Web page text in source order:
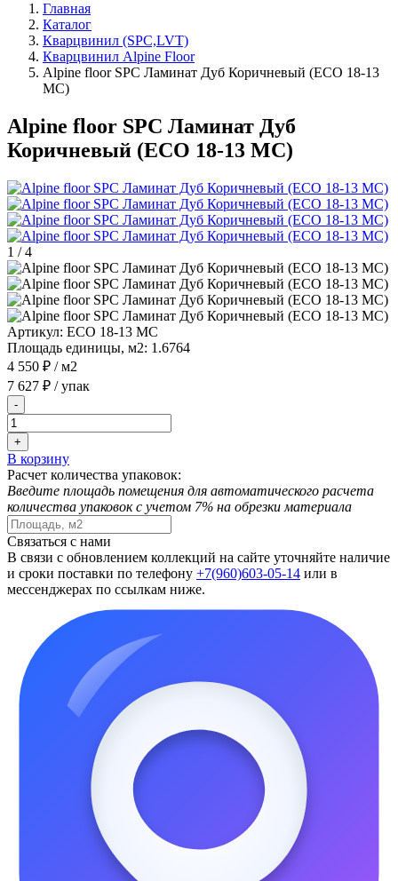
Главная
Каталог
Кварцвинил (SPC,LVT)
Кварцвинил Alpine Floor
Alpine floor SPC Ламинат Дуб Коричневый (ECO 18-13
MC)
Alpine floor SPC Ламинат Дуб
Коричневый (ECO 18-13 MC)
1 /4
Артикул: ECO 18-13 MC
Площадь единицы, м2: 1.6764
4 550 ₽ / м2
7 627 ₽ / упак
-
+
В корзину
Расчет количества упаковок:
Введите площадь помещения для автоматического расчета
количества упаковок с учетом 7% на обрезки материала
Связаться с нами
В связи с обновлением коллекций на сайте уточняйте наличие
и сроки поставки по телефону +7(960)603-05-14 или в
мессенджерах по ссылкам ниже.